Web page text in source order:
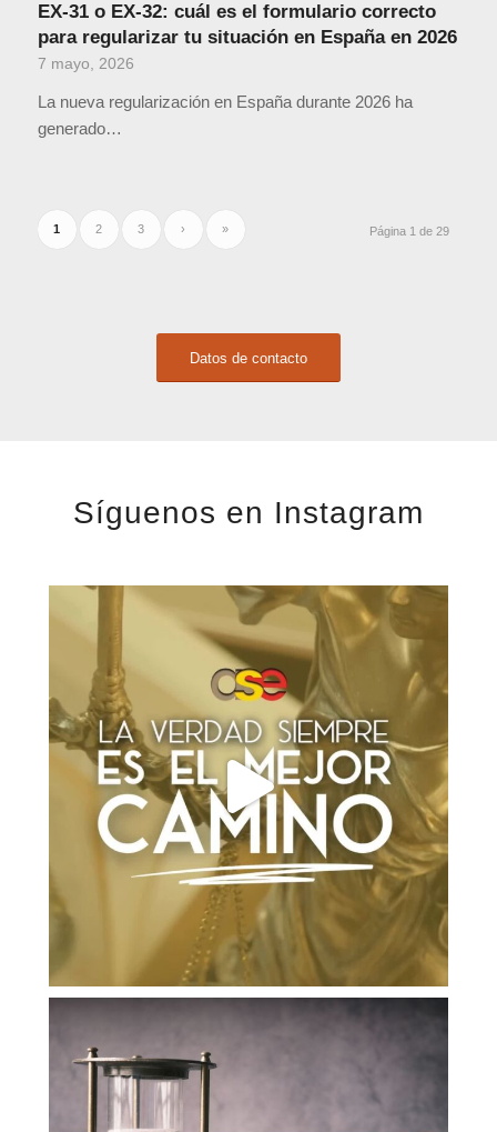
EX-31 o EX-32: cuál es el formulario correcto
para regularizar tu situación en España en 2026
7 mayo, 2026
La nueva regularización en España durante 2026 ha
generado…
Página 1 de 29
1 2 3 › »
Datos de contacto
Síguenos en Instagram